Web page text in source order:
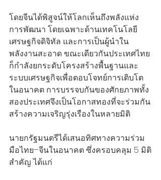
โดยจีนได้พิสูจน์ให้โลกเห็นถึงพลังแห่ง
การพัฒนา โดยเฉพาะด้านเทคโนโลยี
เศรษฐกิจดิจิทัล และการเป็นผู้นำใน
พลังงานสะอาด ขณะเดียวกันประเทศไทย
ก็กำลังยกระดับโครงสร้างพื้นฐานและ
ระบบเศรษฐกิจเพื่อตอบโจทย์การเติบโต
ในอนาคต การบรรจบกันของศักยภาพทั้ง
สองประเทศจึงเป็นโอกาสทองที่จะร่วมกัน
สร้างความเจริญรุ่งเรืองในหลายมิติ
นายกรัฐมนตรีได้เสนอทิศทางความร่วม
มือไทย–จีนในอนาคต ซึ่งครอบคลุม 5 มิติ
สำคัญ ได้แก่